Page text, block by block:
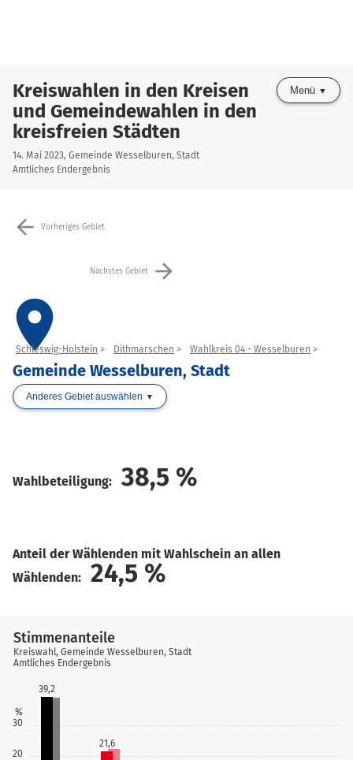
Kreiswahlen in den Kreisen
und Gemeindewahlen in den
kreisfreien Städten
14. Mai 2023, Gemeinde Wesselburen, Stadt
Amtliches Endergebnis
Menü
arrow_back Vorheriges Gebiet
Nächstes Gebiet arrow_forward
place
Schleswig-Holstein Dithmarschen Wahlkreis 04 - Wesselburen
Gemeinde Wesselburen, Stadt
Anderes Gebiet auswählen
Wahlbeteiligung: 38,5 %
Anteil der Wählenden mit Wahlschein an allen
Wählenden:
24,5 %
20
30
%
39,2
21,6
Stimmenanteile
Kreiswahl, Gemeinde Wesselburen, Stadt
Amtliches Endergebnis